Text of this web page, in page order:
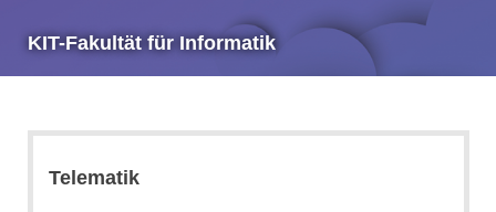
KIT-Fakultät für Informatik
Telematik